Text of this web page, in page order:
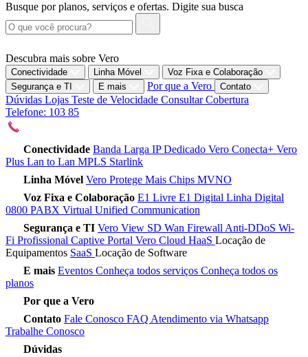
Busque por planos, serviços e ofertas. Digite sua busca
Descubra mais sobre Vero
Conectividade Linha Móvel
Voz Fixa e Colaboração
Segurança e TI
E mais Por que a Vero Contato
Dúvidas Lojas Teste de Velocidade Consultar Cobertura
Telefone: 103 85
Conectividade Banda Larga IP Dedicado Vero Conecta+ Vero
Plus Lan to Lan MPLS Starlink
Linha Móvel Vero Protege Mais Chips MVNO
Voz Fixa e Colaboração E1 Livre E1 Digital Linha Digital
0800 PABX Virtual Unified Communication
Segurança e TI Vero View SD Wan Firewall Anti-DDoS Wi-
Fi Profissional Captive Portal Vero Cloud HaaS Locação de
Equipamentos SaaS Locação de Software
E mais Eventos Conheça todos serviços Conheça todos os
planos
Por que a Vero
Contato Fale Conosco FAQ Atendimento via Whatsapp
Trabalhe Conosco
Dúvidas